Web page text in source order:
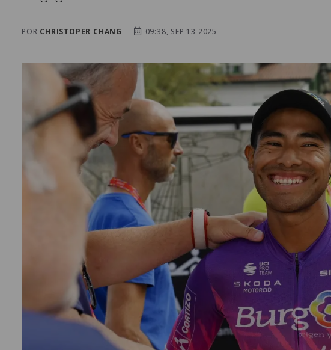
POR CHRISTOPER CHANG 09:38, SEP 13 2025